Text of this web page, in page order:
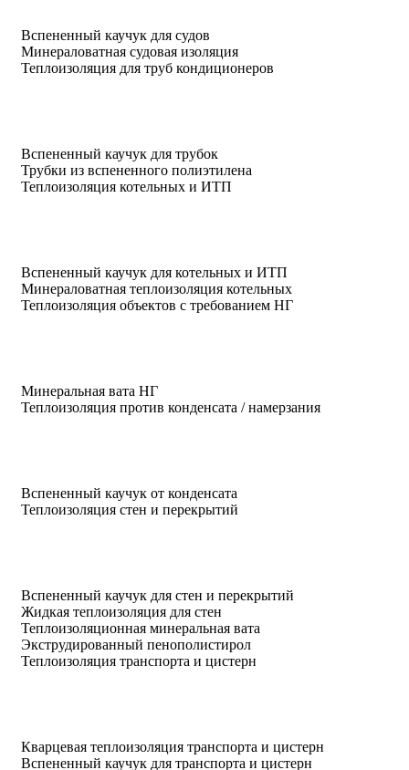
Вспененный каучук для судов
Минераловатная судовая изоляция
Теплоизоляция для труб кондиционеров
Вспененный каучук для трубок
Трубки из вспененного полиэтилена
Теплоизоляция котельных и ИТП
Вспененный каучук для котельных и ИТП
Минераловатная теплоизоляция котельных
Теплоизоляция объектов с требованием НГ
Минеральная вата НГ
Теплоизоляция против конденсата / намерзания
Вспененный каучук от конденсата
Теплоизоляция стен и перекрытий
Вспененный каучук для стен и перекрытий
Жидкая теплоизоляция для стен
Теплоизоляционная минеральная вата
Экструдированный пенополистирол
Теплоизоляция транспорта и цистерн
Кварцевая теплоизоляция транспорта и цистерн
Вспененный каучук для транспорта и цистерн